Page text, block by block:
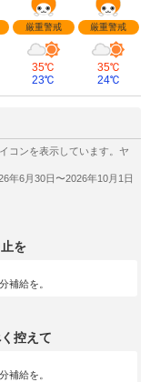
厳重警戒
35℃
23℃
厳重警戒
35℃
24℃
を
補給を。
控えて
補給を。